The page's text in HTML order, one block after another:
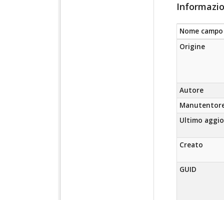
Nome campo
Origine
Autore
Ultimo
Creato
GUID